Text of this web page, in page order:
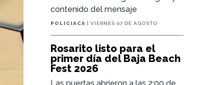
contenido del mensaje
POLICIACA | VIERNES 07 DE AGOSTO
Rosarito listo para el
primer día del Baja Beach
Fest 2026